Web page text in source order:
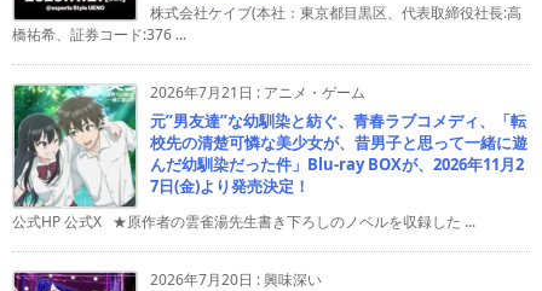
株式会社ケイブ(本社：東京都目黒区、代表取締役社長:高
橋祐希、証券コード:376 ...
2026年7月21日 : アニメ・ゲーム
元”男友達”な幼馴染と紡ぐ、青春ラブコメディ、「転
校先の清楚可憐な美少女が、昔男子と思って一緒に遊
んだ幼馴染だった件」Blu-ray BOXが、2026年11月2
7日(金)より発売決定！
公式HP 公式X ★原作者の雲雀湯先生書き下ろしのノベルを収録した ...
2026年7月20日 :興味深い